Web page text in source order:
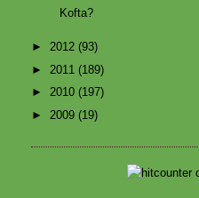
Kofta?
► 2012 (93)
► 2011 (189)
► 2010 (197)
► 2009 (19)